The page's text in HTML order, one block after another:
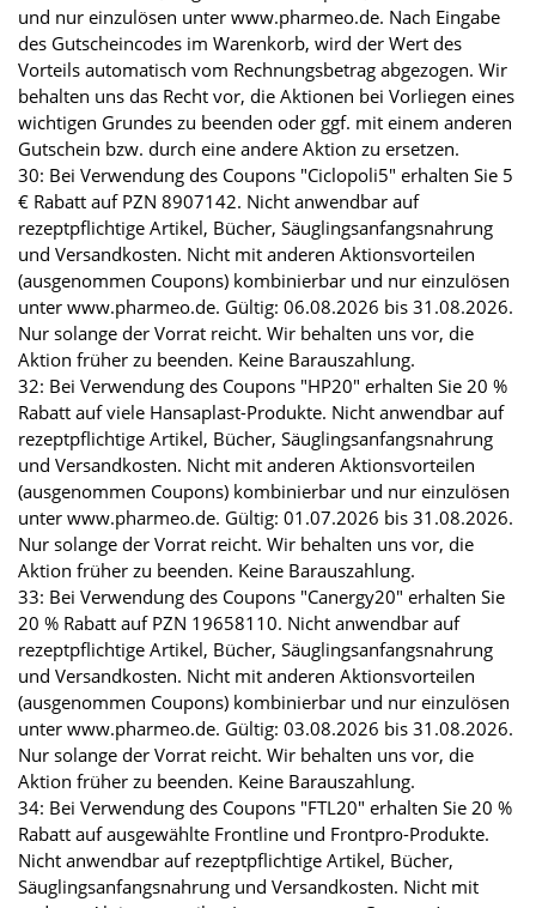
und nur einzulösen unter www.pharmeo.de. Nach Eingabe
des Gutscheincodes im Warenkorb, wird der Wert des
Vorteils automatisch vom Rechnungsbetrag abgezogen. Wir
behalten uns das Recht vor, die Aktionen bei Vorliegen eines
wichtigen Grundes zu beenden oder ggf. mit einem anderen
Gutschein bzw. durch eine andere Aktion zu ersetzen.
30: Bei Verwendung des Coupons "Ciclopoli5" erhalten Sie 5
€ Rabatt auf PZN 8907142. Nicht anwendbar auf
rezeptpflichtige Artikel, Bücher, Säuglingsanfangsnahrung
und Versandkosten. Nicht mit anderen Aktionsvorteilen
(ausgenommen Coupons) kombinierbar und nur einzulösen
unter www.pharmeo.de. Gültig: 06.08.2026 bis 31.08.2026.
Nur solange der Vorrat reicht. Wir behalten uns vor, die
Aktion früher zu beenden. Keine Barauszahlung.
32: Bei Verwendung des Coupons "HP20" erhalten Sie 20 %
Rabatt auf viele Hansaplast-Produkte. Nicht anwendbar auf
rezeptpflichtige Artikel, Bücher, Säuglingsanfangsnahrung
und Versandkosten. Nicht mit anderen Aktionsvorteilen
(ausgenommen Coupons) kombinierbar und nur einzulösen
unter www.pharmeo.de. Gültig: 01.07.2026 bis 31.08.2026.
Nur solange der Vorrat reicht. Wir behalten uns vor, die
Aktion früher zu beenden. Keine Barauszahlung.
33: Bei Verwendung des Coupons "Canergy20" erhalten Sie
20 % Rabatt auf PZN 19658110. Nicht anwendbar auf
rezeptpflichtige Artikel, Bücher, Säuglingsanfangsnahrung
und Versandkosten. Nicht mit anderen Aktionsvorteilen
(ausgenommen Coupons) kombinierbar und nur einzulösen
unter www.pharmeo.de. Gültig: 03.08.2026 bis 31.08.2026.
Nur solange der Vorrat reicht. Wir behalten uns vor, die
Aktion früher zu beenden. Keine Barauszahlung.
34: Bei Verwendung des Coupons "FTL20" erhalten Sie 20 %
Rabatt auf ausgewählte Frontline und Frontpro-Produkte.
Nicht anwendbar auf rezeptpflichtige Artikel, Bücher,
Säuglingsanfangsnahrung und Versandkosten. Nicht mit